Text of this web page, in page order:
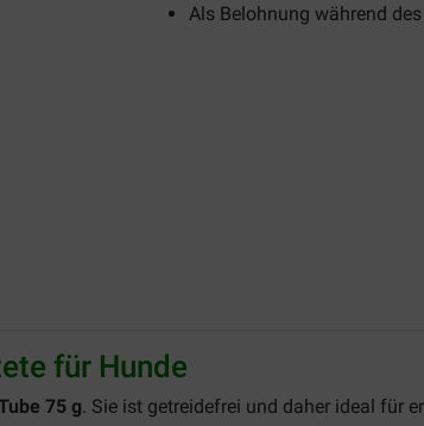
Als Belohnung während
für Hunde
75 g. Sie ist getreidefrei und daher ideal für